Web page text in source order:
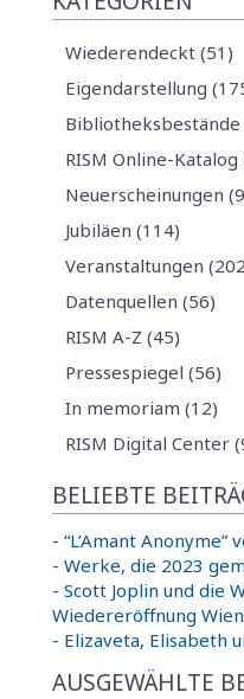
Wiederendeckt (51)
Eigendarstellung
Bibliotheksbestände
RISM Online-Katalog
Neuerscheinungen
Jubiläen (114)
Veranstaltungen
Datenquellen (56)
RISM A-Z (45)
Pressespiegel (56)
In memoriam (12)
RISM Digital Center
BELIEBTE
- “L’Amant Anonyme”
- Werke, die 2023
- Scott Joplin und die
Wiedereröffnung
- Elizaveta, Elisabeth
AUSGEWÄHLTE